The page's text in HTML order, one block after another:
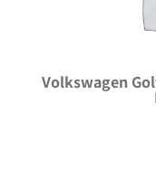
Volkswagen